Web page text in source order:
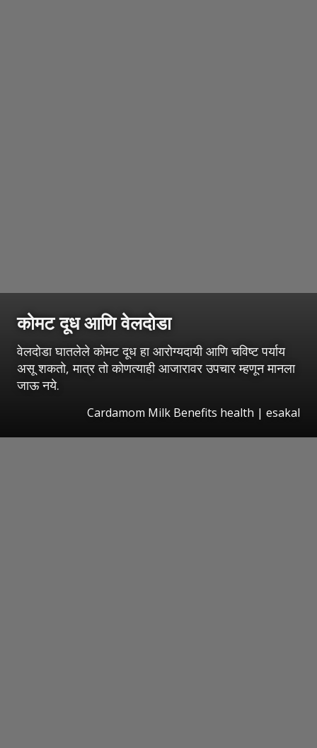
कोमट दूध आणि वेलदोडा
वेलदोडा घातलेले कोमट दूध हा आरोग्यदायी आणि चविष्ट पर्याय
असू शकतो, मात्र तो कोणत्याही आजारावर उपचार म्हणून मानला
जाऊ नये.
Cardamom Milk Benefits health | esakal